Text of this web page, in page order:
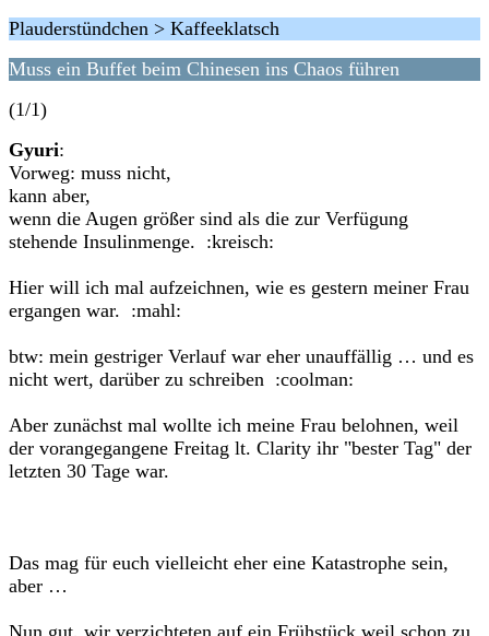
Plauderstündchen > Kaffeeklatsch
Muss ein Buffet beim Chinesen ins Chaos führen
(1/1)
Gyuri:
Vorweg: muss nicht,
kann aber,
wenn die Augen größer sind als die zur Verfügung
stehende Insulinmenge. :kreisch:
Hier will ich mal aufzeichnen, wie es gestern meiner Frau
ergangen war. :mahl:
btw: mein gestriger Verlauf war eher unauffällig … und es
nicht wert, darüber zu schreiben :coolman:
Aber zunächst mal wollte ich meine Frau belohnen, weil
der vorangegangene Freitag lt. Clarity ihr "bester Tag" der
letzten 30 Tage war.
Das mag für euch vielleicht eher eine Katastrophe sein,
aber …
Nun gut, wir verzichteten auf ein Frühstück weil schon zu